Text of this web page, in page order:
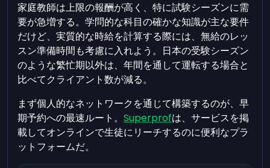
家庭教師は上限の報酬が高く、特に試験シーズンに需
要が急増する。学問的な科目の確かな知識が主な要件
だけど、実質的な時給を計算する際には、無給のレッ
スン準備時間も考慮に入れよう。日本の受験シーズン
のような繁忙期以外は、年間を通して運転する場合と
比べてクライアント数が減る。
まず個人的なネットワークを通じて構築するのが、早
期予約への最速ルート。Superprofは、サービスを掲
載してオンラインで生徒にリーチするのに便利なプラ
ットフォームだ。